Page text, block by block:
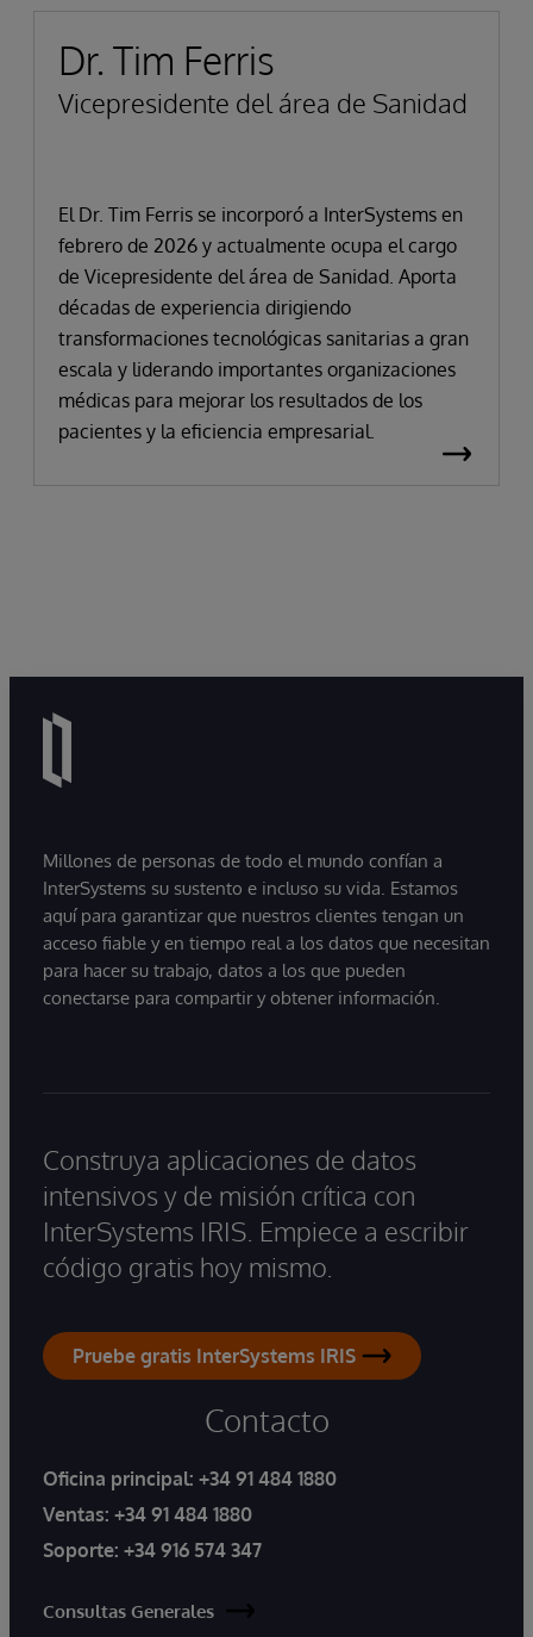
Dr. Tim Ferris
Vicepresidente del área de Sanidad
El Dr. Tim Ferris se incorporó a InterSystems en
febrero de 2026 y actualmente ocupa el cargo
de Vicepresidente del área de Sanidad. Aporta
décadas de experiencia dirigiendo
transformaciones tecnológicas sanitarias a gran
escala y liderando importantes organizaciones
médicas para mejorar los resultados de los
pacientes y la eficiencia empresarial.
Millones de personas de todo el mundo confían a
InterSystems su sustento e incluso su vida. Estamos
aquí para garantizar que nuestros clientes tengan un
acceso fiable y en tiempo real a los datos que necesitan
para hacer su trabajo, datos a los que pueden
conectarse para compartir y obtener información.
Construya aplicaciones de datos
intensivos y de misión crítica con
InterSystems IRIS. Empiece a escribir
código gratis hoy mismo.
Pruebe gratis InterSystems IRIS
Contacto
Oficina principal: +34 91 484 1880
Ventas: +34 91 484 1880
Soporte: +34 916 574 347
Consultas Generales